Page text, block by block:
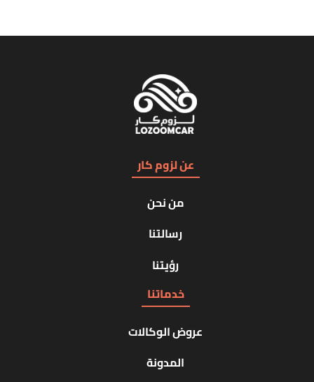
عن لزوم كار
من نحن
رسالتنا
رؤيتنا
خدماتنا
عروض الوكالات
المدونة